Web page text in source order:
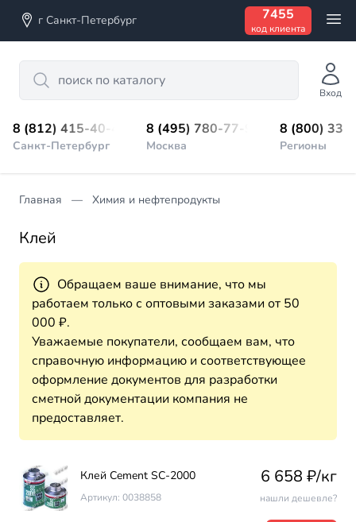
г Санкт-Петербург 7455
код клиента
Search
Вход
8 (812) 415-40-45
Санкт-Петербург
8 (495) 780-77-98
Москва
8 (800)
Регионы
Главная Химия и нефтепродукты
Клей
Обращаем ваше внимание, что мы
работаем только с оптовыми заказами от 50
000 ₽.
Уважаемые покупатели, сообщаем вам, что
справочную информацию и соответствующее
оформление документов для разработки
сметной документации компания не
предоставляет.
Клей Cement SC-2000
Артикул: 0038858
6 658 ₽/кг
нашли дешевле?